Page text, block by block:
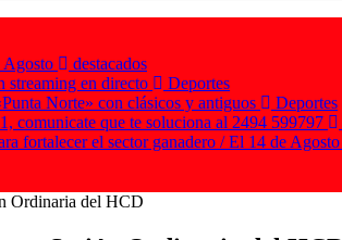
Agosto
destacados
streaming en directo
Deportes
Norte» con clásicos y antiguos
Deportes
comunicate que te soluciona al 2494 599797
fortalecer el sector ganadero / El 14 de Agosto
Ordinaria del HCD